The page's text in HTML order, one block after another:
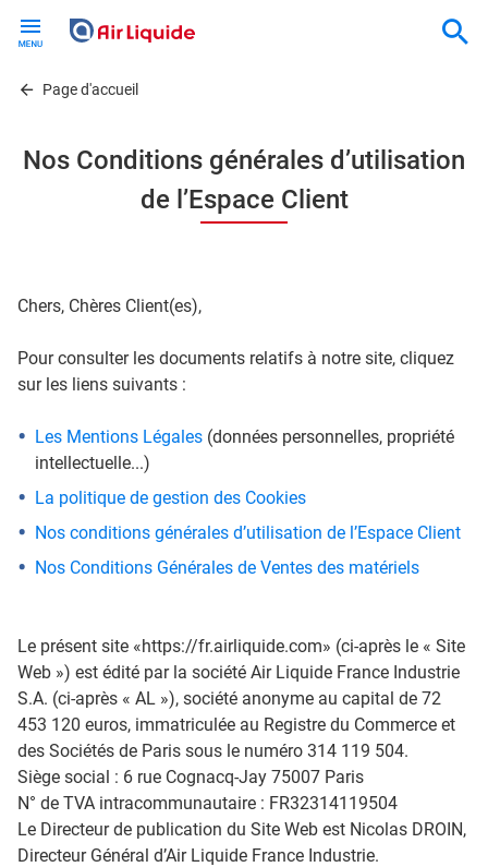
contentPage d'accueil
Nos Conditions générales d’utilisation
de l’Espace Client
Chers, Chères Client(es),
Pour consulter les documents relatifs à notre site, cliquez
sur les liens suivants :
Les Mentions Légales (données personnelles, propriété
intellectuelle...)
La politique de gestion des Cookies
Nos conditions générales d’utilisation de l’Espace Client
Nos Conditions Générales de Ventes des matériels
Le présent site «https://fr.airliquide.com» (ci-après le « Site
Web ») est édité par la société Air Liquide France Industrie
S.A. (ci-après « AL »), société anonyme au capital de 72
453 120 euros, immatriculée au Registre du Commerce et
des Sociétés de Paris sous le numéro 314 119 504.
Siège social : 6 rue Cognacq-Jay 75007 Paris
N° de TVA intracommunautaire : FR32314119504
Le Directeur de publication du Site Web est Nicolas DROIN,
Directeur Général d’Air Liquide France Industrie.